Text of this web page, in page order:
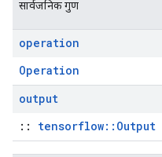
सार्वजनिक गुण
operation
Operation
output
:: tensorflow::Output